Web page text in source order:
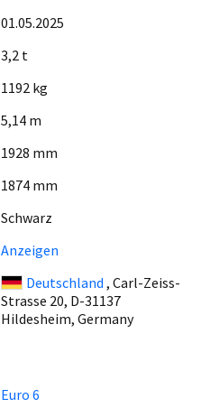
01.05.2025
3,2 t
1192 kg
5,14 m
1928 mm
1874 mm
Schwarz
Anzeigen
Deutschland , Carl-Zeiss-
Strasse 20, D-31137
Hildesheim, Germany
Euro 6